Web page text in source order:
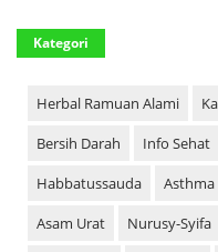
Kategori
Herbal Ramuan Alami
Bersih Darah
Info Sehat
Habbatussauda
Asthma
Asam Urat
Nurusy-Syifa